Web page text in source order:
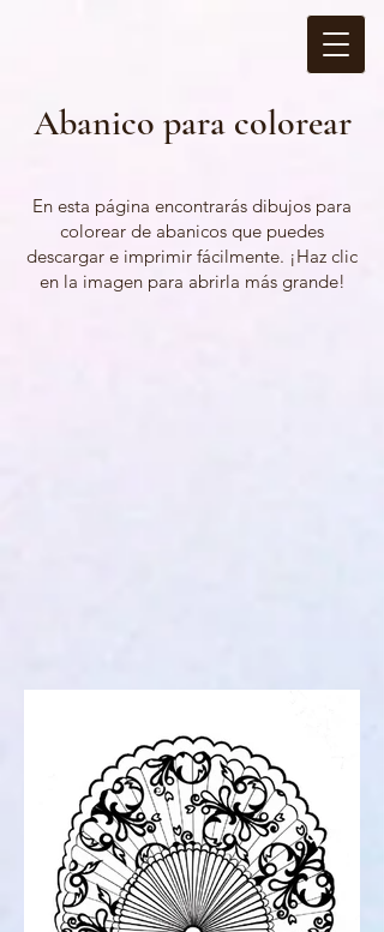
Abanico para colorear
En esta página encontrarás dibujos para
colorear de abanicos que puedes
descargar e imprimir fácilmente. ¡Haz clic
en la imagen para abrirla más grande!